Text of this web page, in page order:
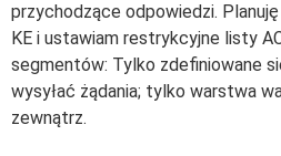
przychodzące odpowiedzi.
KE i ustawiam restrykcyjne listy
segmentów: Tylko zdefiniowane
wysyłać żądania; tylko warstwa
zewnątrz.